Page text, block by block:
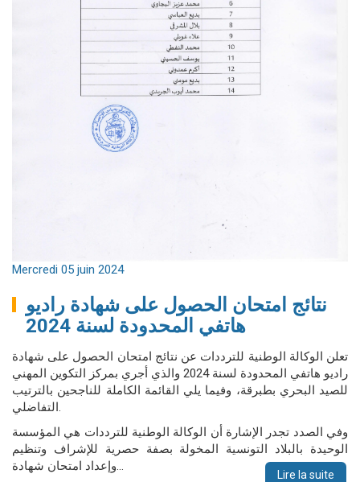
Mercredi 05 juin 2024
نتائج امتحان الحصول على شهادة راديو
هاتفي المحدودة لسنة 2024
تعلن الوكالة الوطنية للترددات عن نتائج امتحان الحصول على شهادة
راديو هاتفي المحدودة لسنة 2024 والذي أجري بمركز التكوين المهني
للصيد البحري بطبرقة، وفيما يلي القائمة الكاملة للناجحين بالترتيب
التفاضلي.
وفي الصدد تجدر الإشارة أن الوكالة الوطنية للترددات هي المؤسسة
الوحيدة بالبلاد التونسية المخولة بصفة حصرية للإشراف وتنظيم
وإعداد امتحان شهادة…
Lire la suite